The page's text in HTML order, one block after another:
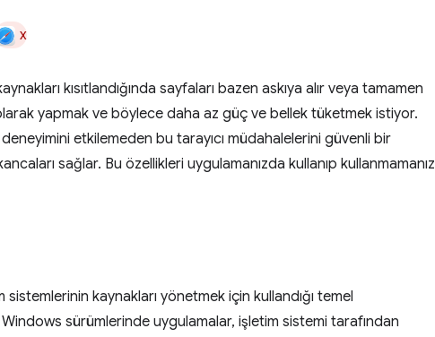
x
kısıtlandığında sayfaları bazen askıya alır veya tamamen
yapmak ve böylece daha az güç ve bellek tüketmek istiyor.
deneyimini etkilemeden bu tarayıcı müdahalelerini güvenli bir
sağlar. Bu özellikleri uygulamanızda kullanıp kullanmamanız
kaynakları yönetmek için kullandığı temel
sürümlerinde uygulamalar, işletim sistemi tarafından